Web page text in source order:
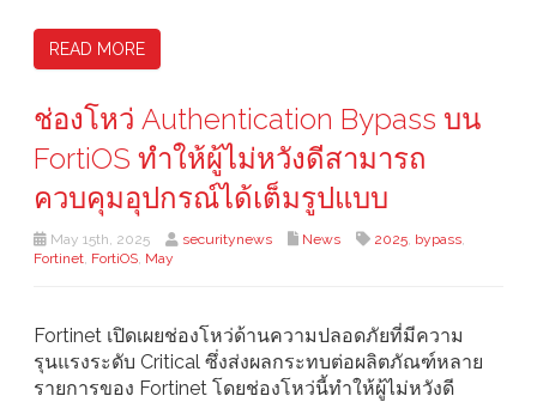
READ MORE
ช่องโหว่ Authentication Bypass บน
FortiOS ทำให้ผู้ไม่หวังดีสามารถ
ควบคุมอุปกรณ์ได้เต็มรูปแบบ
May 15th, 2025 securitynews News 2025, bypass,
Fortinet, FortiOS, May
Fortinet เปิดเผยช่องโหว่ด้านความปลอดภัยที่มีความ
รุนแรงระดับ Critical ซึ่งส่งผลกระทบต่อผลิตภัณฑ์หลาย
รายการของ Fortinet โดยช่องโหว่นี้ทำให้ผู้ไม่หวังดี